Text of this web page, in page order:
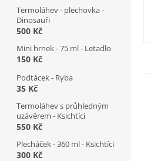
Termoláhev - plechovka -
Dinosauři
500 Kč
Mini hrnek - 75 ml - Letadlo
150 Kč
Podtácek - Ryba
35 Kč
Termoláhev s průhledným
uzávěrem - Ksichtíci
550 Kč
Plecháček - 360 ml - Ksichtíci
300 Kč